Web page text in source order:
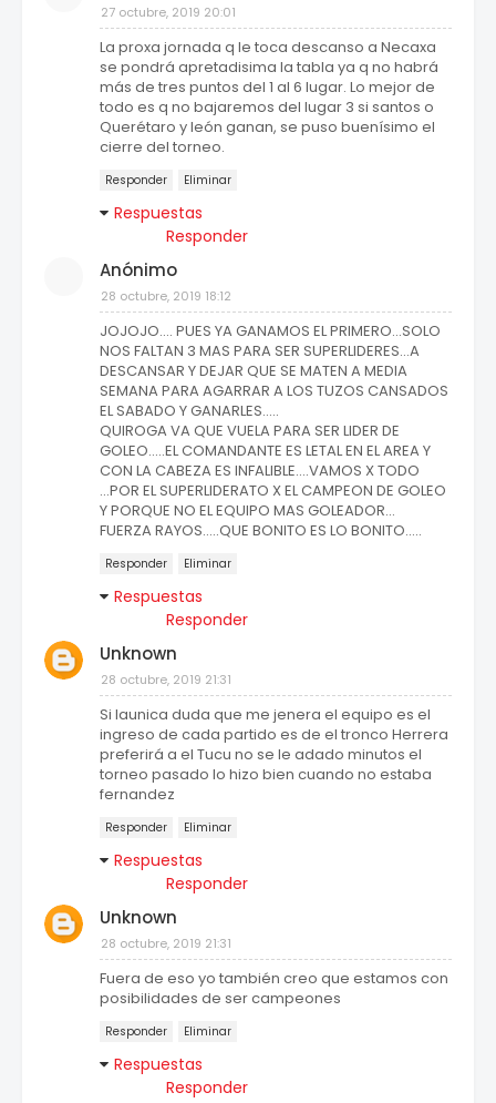
27 octubre, 2019 20:01
La proxa jornada q le toca descanso a Necaxa
se pondrá apretadisima la tabla ya q no habrá
más de tres puntos del 1 al 6 lugar. Lo mejor de
todo es q no bajaremos del lugar 3 si santos o
Querétaro y león ganan, se puso buenísimo el
cierre del torneo.
Responder Eliminar
Respuestas
Responder
Anónimo
28 octubre, 2019 18:12
JOJOJO.... PUES YA GANAMOS EL PRIMERO...SOLO
NOS FALTAN 3 MAS PARA SER SUPERLIDERES...A
DESCANSAR Y DEJAR QUE SE MATEN A MEDIA
SEMANA PARA AGARRAR A LOS TUZOS CANSADOS
EL SABADO Y GANARLES.....
QUIROGA VA QUE VUELA PARA SER LIDER DE
GOLEO.....EL COMANDANTE ES LETAL EN EL AREA Y
CON LA CABEZA ES INFALIBLE....VAMOS X TODO
...POR EL SUPERLIDERATO X EL CAMPEON DE GOLEO
Y PORQUE NO EL EQUIPO MAS GOLEADOR...
FUERZA RAYOS.....QUE BONITO ES LO BONITO.....
Responder Eliminar
Respuestas
Responder
Unknown
28 octubre, 2019 21:31
Si launica duda que me jenera el equipo es el
ingreso de cada partido es de el tronco Herrera
preferirá a el Tucu no se le adado minutos el
torneo pasado lo hizo bien cuando no estaba
fernandez
Responder Eliminar
Respuestas
Responder
Unknown
28 octubre, 2019 21:31
Fuera de eso yo también creo que estamos con
posibilidades de ser campeones
Responder Eliminar
Respuestas
Responder